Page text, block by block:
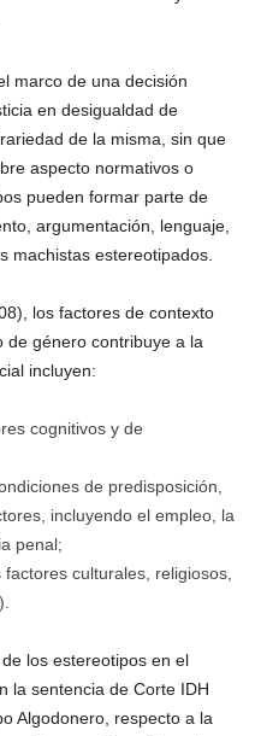
marco de una decisión
en desigualdad de
de la misma, sin que
aspecto normativos o
pueden formar parte de
argumentación, lenguaje,
machistas estereotipados.
los factores de contexto
de género contribuye a la
incluyen:
cognitivos y de
de predisposición,
incluyendo el empleo, la
penal;
culturales, religiosos,
los estereotipos en el
la sentencia de Corte IDH
Algodonero, respecto a la